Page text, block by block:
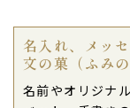
2022年03月
お雛さんの絵
ありがとうご
名入れ、メッ
文の菓（ふみの
名前やオリジナ